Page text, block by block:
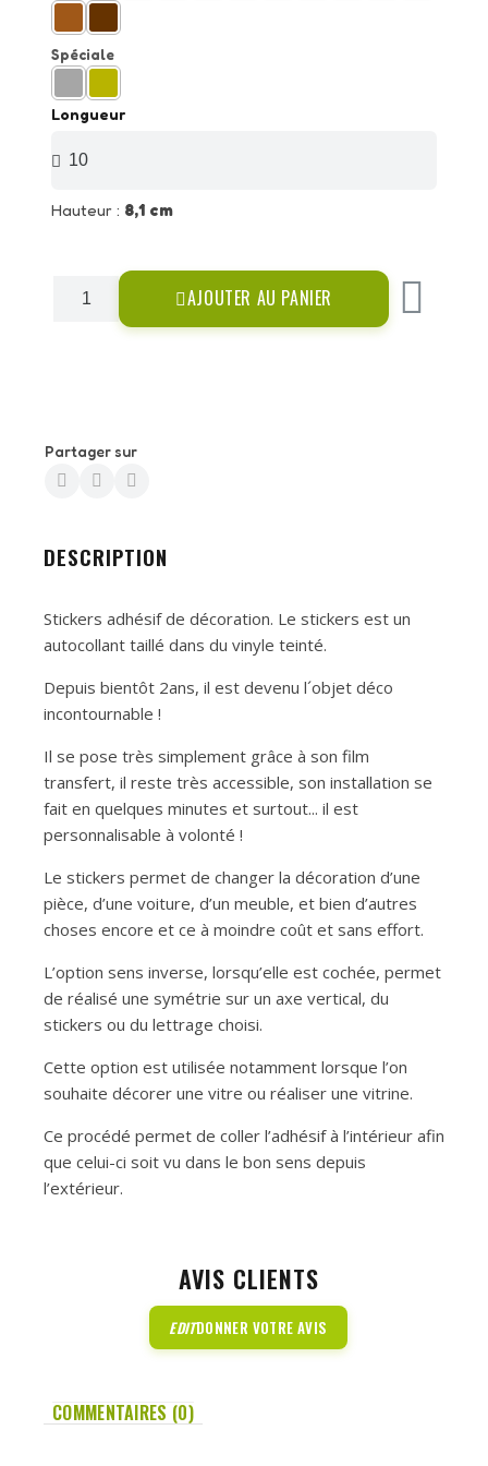
Spéciale
Longueur
Hauteur : 8,1 cm
AJOUTER AU PANIER
Partager sur
DESCRIPTION
Stickers adhésif de décoration. Le stickers est un
autocollant taillé dans du vinyle teinté.
Depuis bientôt 2ans, il est devenu l´objet déco
incontournable !
Il se pose très simplement grâce à son film
transfert, il reste très accessible, son installation se
fait en quelques minutes et surtout... il est
personnalisable à volonté !
Le stickers permet de changer la décoration d’une
pièce, d’une voiture, d’un meuble, et bien d’autres
choses encore et ce à moindre coût et sans effort.
L’option sens inverse, lorsqu’elle est cochée, permet
de réalisé une symétrie sur un axe vertical, du
stickers ou du lettrage choisi.
Cette option est utilisée notamment lorsque l’on
souhaite décorer une vitre ou réaliser une vitrine.
Ce procédé permet de coller l’adhésif à l’intérieur afin
que celui-ci soit vu dans le bon sens depuis
l’extérieur.
AVIS CLIENTS
EDITDONNER VOTRE AVIS
COMMENTAIRES (0)